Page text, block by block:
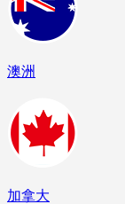
澳洲
加拿大